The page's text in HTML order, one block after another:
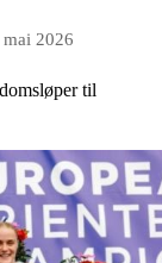
mai 2026
til